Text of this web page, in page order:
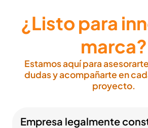
¿Listo para
marca?
Estamos aquí para
dudas y acompañarte en
proyecto.
Empresa legalmente